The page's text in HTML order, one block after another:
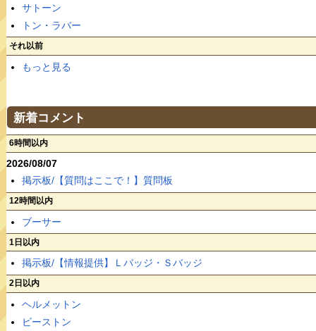
サトーン
トン・ラバー
それ以前
もっと見る
新着コメント
6時間以内
2026/08/07
掲示板/【質問はここで！】質問板
12時間以内
ブーサー
1日以内
掲示板/【情報提供】Ｌバッジ・Ｓバッジ
2日以内
ヘルメットン
ビーストン